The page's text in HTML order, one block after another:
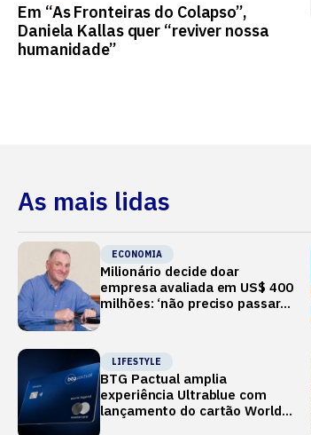
Em “As Fronteiras do Colapso”,
Daniela Kallas quer “reviver nossa
humanidade”
As mais lidas
ECONOMIA
Milionário decide doar
empresa avaliada em US$ 400
milhões: ‘não preciso passar o
LIFESTYLE
BTG Pactual amplia
experiência Ultrablue com
lançamento do cartão World